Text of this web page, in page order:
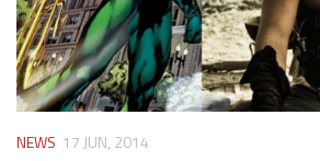
NEWS 17 JUN, 2014